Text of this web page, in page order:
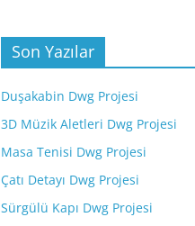
Son Yazılar
Duşakabin Dwg Projesi
3D Müzik Aletleri Dwg Projesi
Masa Tenisi Dwg Projesi
Çatı Detayı Dwg Projesi
Sürgülü Kapı Dwg Projesi